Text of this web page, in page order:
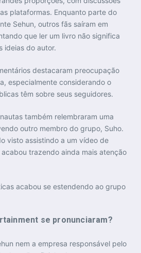
plataformas. Enquanto parte do
Sehun, outros fãs saíram em
que ler um livro não significa
ideias do autor.
destacaram preocupação
especialmente considerando o
têm sobre seus seguidores.
também relembraram uma
outro membro do grupo, Suho.
visto assistindo a um vídeo de
trazendo ainda mais atenção
acabou se estendendo ao grupo
se pronunciaram?
nem a empresa responsável pelo